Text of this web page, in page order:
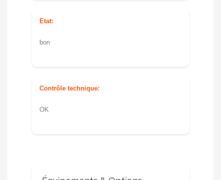
Etat:
bon
Contrôle technique:
OK